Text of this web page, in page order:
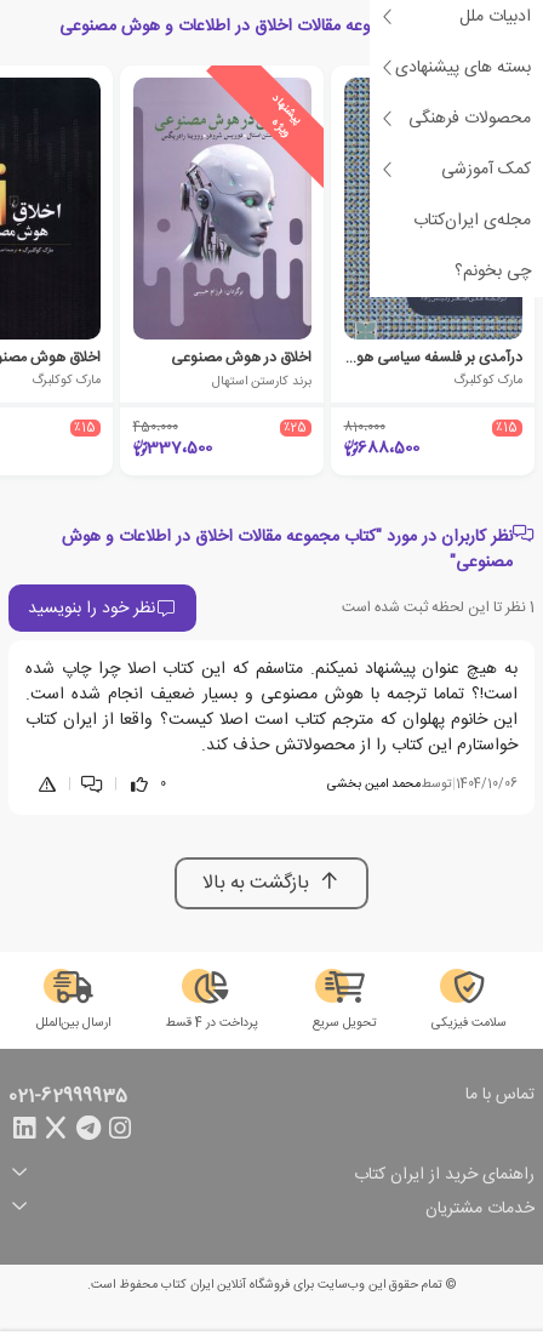
ادبیات ملل
بسته های پیشنهادی
محصولات فرهنگی
کمک آموزشی
مجله‌ی ایران‌کتاب
چی بخونم؟
کتاب های مرتبط با مجموعه مقالات اخلاق در اطلاعات و هوش مصنوعی
درآمدی بر فلسفه سیاسی هوش مصنوعی
مارک کوکلبرگ
٪15 810،000
688،500
پ
ی
ش
ن
ه
ا
د
و
ی
ژ
ه
اخلاق در هوش مصنوعی
برند کارستن استهال
٪25 450،000
337،500
اخلاق هوش
مارک کوکلبرگ
٪15
نظر کاربران در مورد "کتاب مجموعه مقالات اخلاق در اطلاعات و هوش
مصنوعی"
1نظر تا این لحظه ثبت شده است نظر خود را بنویسید
به هیچ عنوان پیشنهاد نمیکنم. متاسفم که این کتاب اصلا چرا چاپ شده
است!؟ تماما ترجمه با هوش مصنوعی و بسیار ضعیف انجام شده است.
این خانوم پهلوان که مترجم کتاب است اصلا کیست؟ واقعا از ایران کتاب
خواستارم این کتاب را از محصولاتش حذف کند.
1404/10/06
|توسطمحمد امین بخشی 0
|
|
بازگشت به بالا
سلامت فیزیکی تحویل سریع پرداخت در 4 قسط ارسال بین‌الملل
تماس با ما 021-62999935
راهنمای خرید از ایران کتاب
ثبت سفارش
شرایط ارسال سفارش
شیوه پرداخت
تخفیف‌های خرید
خدمات مشتریان
© تمام حقوق این وب‌سایت برای فروشگاه آنلاین ایران کتاب محفوظ است.